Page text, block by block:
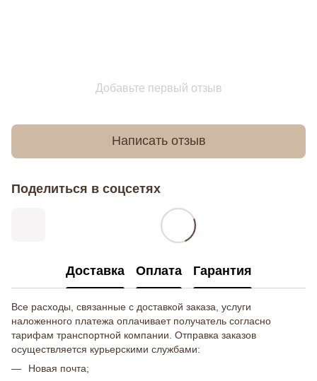
Добавьте первый отзыв
Написать отзыв
Поделиться в соцсетях
Доставка Оплата Гарантия
Все расходы, связанные с доставкой заказа, услуги
наложенного платежа оплачивает получатель согласно
тарифам транспортной компании. Отправка заказов
осуществляется курьерскими службами:
Новая почта;